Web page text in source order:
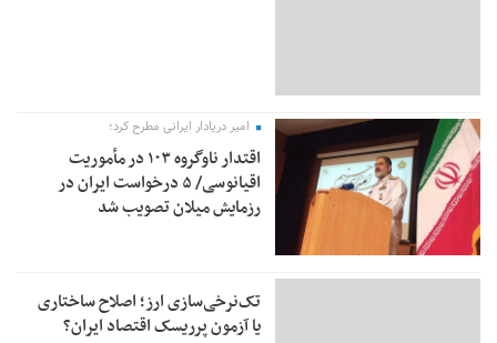
امیر دریادار ایرانی مطرح کرد؛
اقتدار ناوگروه ۱۰۳ در مأموریت‌
اقیانوسی/ ۵ درخواست ایران در
رزمایش میلان تصویب شد
تک‌نرخی‌سازی ارز؛ اصلاح ساختاری
یا آزمون پرریسک اقتصاد ایران؟